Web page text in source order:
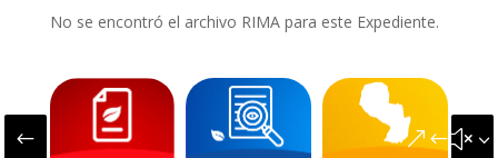
No se encontró el archivo RIMA para este Expediente.
#